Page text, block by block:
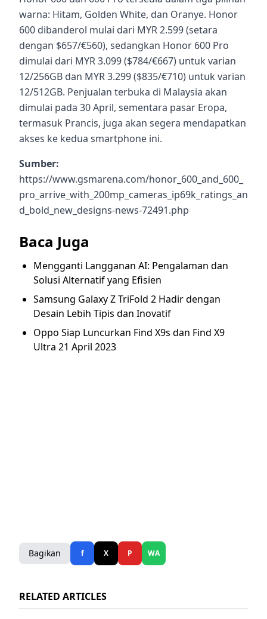
warna: Hitam, Golden White, dan Oranye. Honor
600 dibanderol mulai dari MYR 2.599 (setara
dengan $657/€560), sedangkan Honor 600 Pro
dimulai dari MYR 3.099 ($784/€667) untuk varian
12/256GB dan MYR 3.299 ($835/€710) untuk varian
12/512GB. Penjualan terbuka di Malaysia akan
dimulai pada 30 April, sementara pasar Eropa,
termasuk Prancis, juga akan segera mendapatkan
akses ke kedua smartphone ini.
Sumber:
https://www.gsmarena.com/honor_600_and_600_
pro_arrive_with_200mp_cameras_ip69k_ratings_an
d_bold_new_designs-news-72491.php
Baca Juga
Mengganti Langganan AI: Pengalaman dan
Solusi Alternatif yang Efisien
Samsung Galaxy Z TriFold 2 Hadir dengan
Desain Lebih Tipis dan Inovatif
Oppo Siap Luncurkan Find X9s dan Find X9
Ultra 21 April 2023
Bagikan f X P WA
RELATED ARTICLES